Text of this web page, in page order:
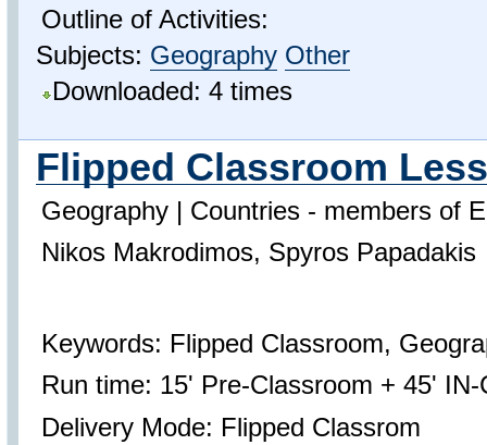
Outline of Activities:
Subjects: Geography Other
Downloaded: 4 times
Flipped Classroom
Geography | Countries - members of
Nikos Makrodimos, Spyros Papadakis
Keywords: Flipped Classroom,
Run time: 15' Pre-Classroom + 45'
Delivery Mode: Flipped Classrom